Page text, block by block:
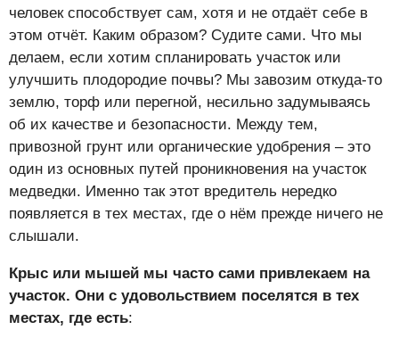
человек способствует сам, хотя и не отдаёт себе в
этом отчёт. Каким образом? Судите сами. Что мы
делаем, если хотим спланировать участок или
улучшить плодородие почвы? Мы завозим откуда-то
землю, торф или перегной, несильно задумываясь
об их качестве и безопасности. Между тем,
привозной грунт или органические удобрения – это
один из основных путей проникновения на участок
медведки. Именно так этот вредитель нередко
появляется в тех местах, где о нём прежде ничего не
слышали.
Крыс или мышей мы часто сами привлекаем на
участок. Они с удовольствием поселятся в тех
местах, где есть: